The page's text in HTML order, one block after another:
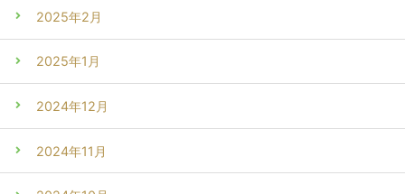
2025年2月
2025年1月
2024年12月
2024年11月